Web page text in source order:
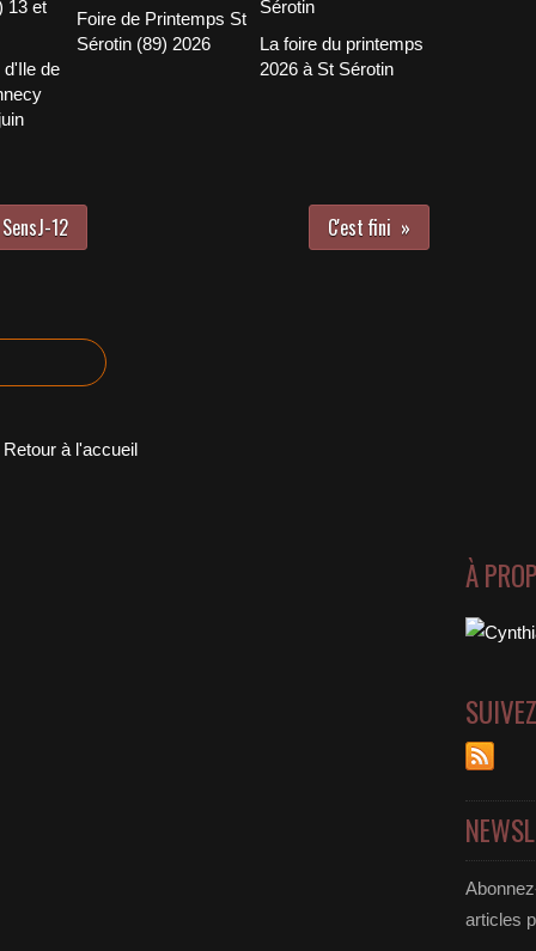
de
Foire de Printemps St
Sérotin (89) 2026
La foire du printemps
2026 à St Sérotin
12 C'est fini
Retour à l'accueil
À
articles